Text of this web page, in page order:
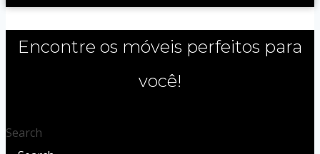
Encontre os móveis perfeitos para
você!
Search